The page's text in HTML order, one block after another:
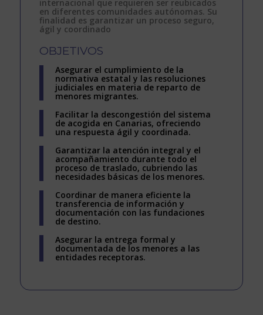
internacional que requieren ser reubicados
en diferentes comunidades autónomas. Su
finalidad es garantizar un proceso seguro,
ágil y coordinado
OBJETIVOS
Asegurar el cumplimiento de la
normativa estatal y las resoluciones
judiciales en materia de reparto de
menores migrantes.
Facilitar la descongestión del sistema
de acogida en Canarias, ofreciendo
una respuesta ágil y coordinada.
Garantizar la atención integral y el
acompañamiento durante todo el
proceso de traslado, cubriendo las
necesidades básicas de los menores.
Coordinar de manera eficiente la
transferencia de información y
documentación con las fundaciones
de destino.
Asegurar la entrega formal y
documentada de los menores a las
entidades receptoras.